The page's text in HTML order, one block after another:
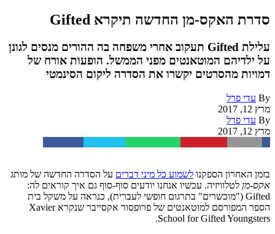
סדרת האקס-מן החדשה תיקרא Gifted
עלילת Gifted תעקוב אחרי משפחה בה ההורים מנסים לגונן
על ילדיהם המוטאנטים מפני הממשל. הופעות אורח של
דמויות מהסרטים יקשרו את הסדרה ליקום הסינמטי
By עדי פרל
מרץ 12, 2017
By עדי פרל
מרץ 12, 2017
בזמן האחרון הספקנו לשמוע כל מיני דברים על הסדרה החדשה של מותג
אקס-מן לטלוויזיה. עכשיו אנחנו יודעים סוף-סוף גם איך קוראים לה:
Gifted ("מוכשרים" בתרגום חופשי לעברית), כנראה על משקל בית
הספר המפורסם למוטאנטים של פרופסור אקסייבר שנקרא Xavier
School for Gifted Youngsters.